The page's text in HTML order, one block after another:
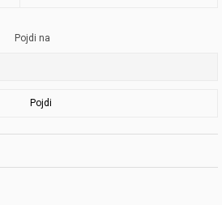
Pojdi na
Pojdi